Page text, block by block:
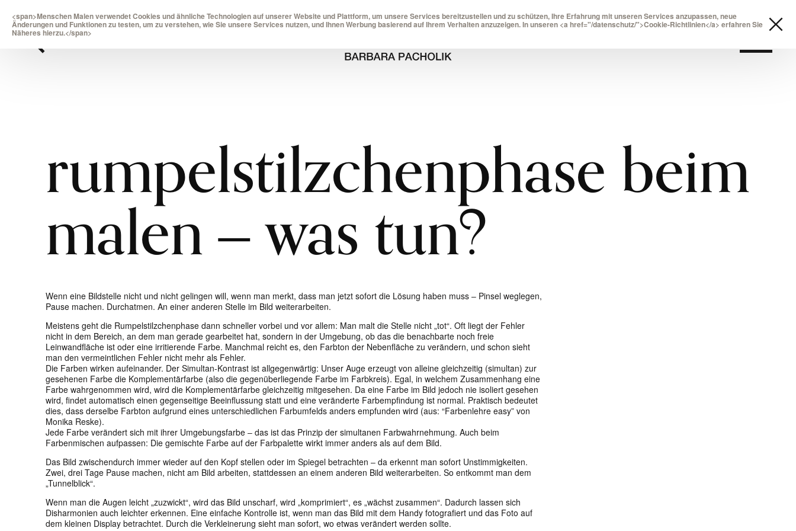
rumpelstilzchenphase beim
malen ‒ was tun?
Wenn eine Bildstelle nicht und nicht gelingen will, wenn man merkt, dass man jetzt sofort die Lösung haben muss ‒ Pinsel weglegen,
Pause machen. Durchatmen. An einer anderen Stelle im Bild weiterarbeiten.
Meistens geht die Rumpelstilzchenphase dann schneller vorbei und vor allem: Man malt die Stelle nicht „tot“. Oft liegt der Fehler
nicht in dem Bereich, an dem man gerade gearbeitet hat, sondern in der Umgebung, ob das die benachbarte noch freie
Leinwandfläche ist oder eine irritierende Farbe. Manchmal reicht es, den Farbton der Nebenfläche zu verändern, und schon sieht
man den vermeintlichen Fehler nicht mehr als Fehler.
Die Farben wirken aufeinander. Der Simultan-Kontrast ist allgegenwärtig: Unser Auge erzeugt von alleine gleichzeitig (simultan) zur
gesehenen Farbe die Komplementärfarbe (also die gegenüberliegende Farbe im Farbkreis). Egal, in welchem Zusammenhang eine
Farbe wahrgenommen wird, wird die Komplementärfarbe gleichzeitig mitgesehen. Da eine Farbe im Bild jedoch nie isoliert gesehen
wird, findet automatisch einen gegenseitige Beeinflussung statt und eine veränderte Farbempfindung ist normal. Praktisch bedeutet
dies, dass derselbe Farbton aufgrund eines unterschiedlichen Farbumfelds anders empfunden wird (aus: “Farbenlehre easy” von
Monika Reske).
Jede Farbe verändert sich mit ihrer Umgebungsfarbe ‒ das ist das Prinzip der simultanen Farbwahrnehmung. Auch beim
Farbenmischen aufpassen: Die gemischte Farbe auf der Farbpalette wirkt immer anders als auf dem Bild.
Das Bild zwischendurch immer wieder auf den Kopf stellen oder im Spiegel betrachten ‒ da erkennt man sofort Unstimmigkeiten.
Zwei, drei Tage Pause machen, nicht am Bild arbeiten, stattdessen an einem anderen Bild weiterarbeiten. So entkommt man dem
„Tunnelblick“.
Wenn man die Augen leicht „zuzwickt“, wird das Bild unscharf, wird „komprimiert“, es „wächst zusammen“. Dadurch lassen sich
Disharmonien auch leichter erkennen. Eine einfache Kontrolle ist, wenn man das Bild mit dem Handy fotografiert und das Foto auf
dem kleinen Display betrachtet. Durch die Verkleinerung sieht man sofort, wo etwas verändert werden sollte.
<span>Menschen Malen verwendet Cookies und ähnliche Technologien auf unserer Website und Plattform, um unsere Services bereitzustellen und zu schützen, Ihre Erfahrung mit unseren Services anzupassen, neue
Änderungen und Funktionen zu testen, um zu verstehen, wie Sie unsere Services nutzen, und Ihnen Werbung basierend auf Ihrem Verhalten anzuzeigen. In unseren <a href="/datenschutz/">Cookie-Richtlinien</a> erfahren Sie
Näheres hierzu.</span>